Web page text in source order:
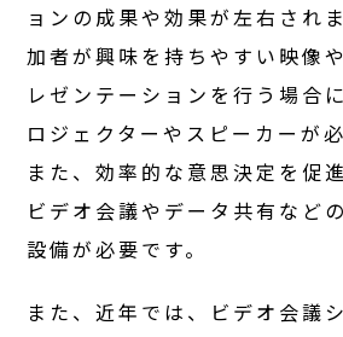
ョンの成果や効果が左右され
加者が興味を持ちやすい映像
レゼンテーションを行う場合
ロジェクターやスピーカーが
また、効率的な意思決定を促
ビデオ会議やデータ共有など
設備が必要です。
また、近年では、ビデオ会議